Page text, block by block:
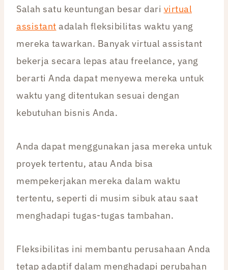
Salah satu keuntungan besar dari virtual
assistant adalah fleksibilitas waktu yang
mereka tawarkan. Banyak virtual assistant
bekerja secara lepas atau freelance, yang
berarti Anda dapat menyewa mereka untuk
waktu yang ditentukan sesuai dengan
kebutuhan bisnis Anda.
Anda dapat menggunakan jasa mereka untuk
proyek tertentu, atau Anda bisa
mempekerjakan mereka dalam waktu
tertentu, seperti di musim sibuk atau saat
menghadapi tugas-tugas tambahan.
Fleksibilitas ini membantu perusahaan Anda
tetap adaptif dalam menghadapi perubahan